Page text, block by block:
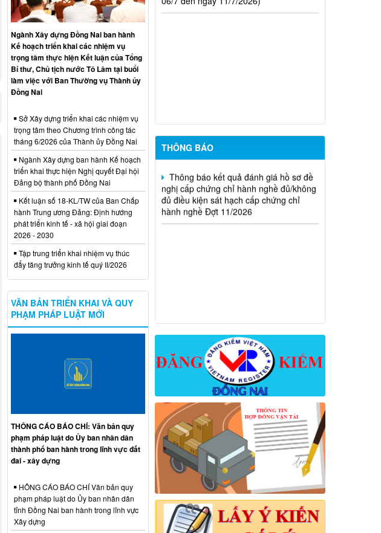
THÔNG BÁO
hành nghề hoạt động xây dựng (Đợt
đủ điều kiện sát hạch cấp chứng chỉ
hành nghề Đợt 10/2026
Thông báo kết quả đánh giá hồ sơ đề
nghị cấp chứng chỉ hành nghề đủ/không
đủ điều kiện sát hạch cấp chứng chỉ
hành nghề Đợt 11/2026
Ngành Xây dựng Đồng Nai ban hành
Kế hoạch triển khai các nhiệm vụ
trọng tâm thực hiện Kết luận của Tổng
Bí thư, Chủ tịch nước Tô Lâm tại buổi
làm việc với Ban Thường vụ Thành ủy
Đồng Nai
Sở Xây dựng triển khai các nhiệm vụ
trọng tâm theo Chương trình công tác
tháng 6/2026 của Thành ủy Đồng Nai
Ngành Xây dựng ban hành Kế hoạch
triển khai thực hiện Nghị quyết Đại hội
Đảng bộ thành phố Đồng Nai
Kết luận số 18-KL/TW của Ban Chấp
hành Trung ương Đảng: Định hướng
phát triển kinh tế - xã hội giai đoạn
2026 - 2030
Tập trung triển khai nhiệm vụ thúc
đẩy tăng trưởng kinh tế quý II/2026
VĂN BẢN TRIỂN KHAI VÀ QUY
PHẠM PHÁP LUẬT MỚI
THÔNG CÁO BÁO CHÍ: Văn bản quy
phạm pháp luật do Ủy ban nhân dân
thành phố ban hành trong lĩnh vực đất
đai - xây dựng
HÔNG CÁO BÁO CHÍ Văn bản quy
phạm pháp luật do Ủy ban nhân dân
tỉnh Đồng Nai ban hành trong lĩnh vực
Xây dựng